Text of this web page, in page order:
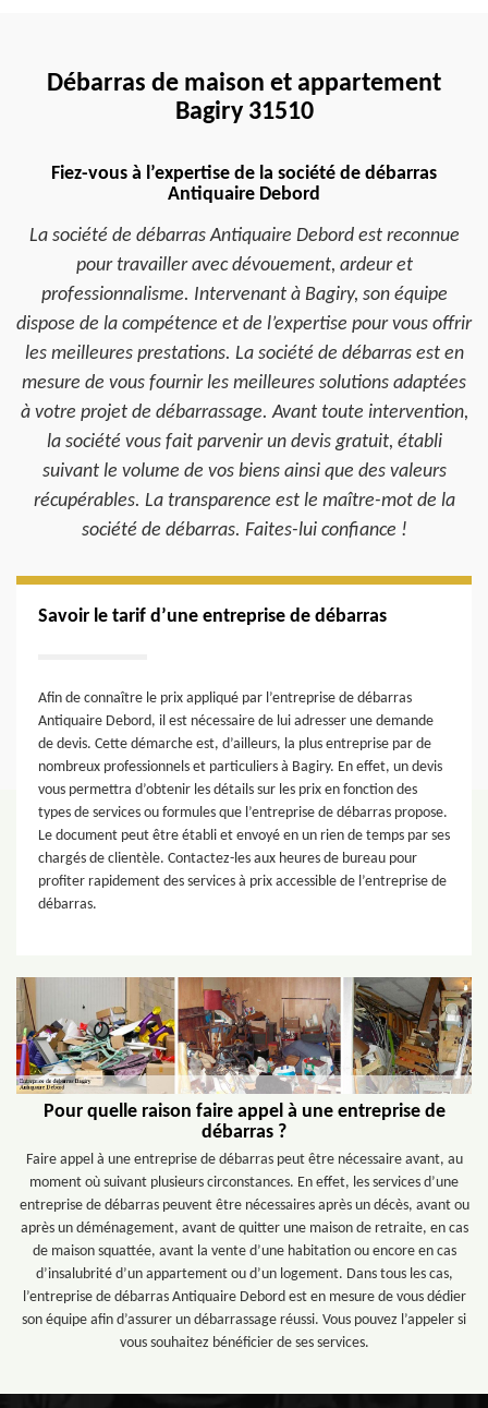
Débarras de maison et appartement
Bagiry 31510
Fiez-vous à l’expertise de la société de débarras
Antiquaire Debord
La société de débarras Antiquaire Debord est reconnue
pour travailler avec dévouement, ardeur et
professionnalisme. Intervenant à Bagiry, son équipe
dispose de la compétence et de l’expertise pour vous offrir
les meilleures prestations. La société de débarras est en
mesure de vous fournir les meilleures solutions adaptées
à votre projet de débarrassage. Avant toute intervention,
la société vous fait parvenir un devis gratuit, établi
suivant le volume de vos biens ainsi que des valeurs
récupérables. La transparence est le maître-mot de la
société de débarras. Faites-lui confiance !
Savoir le tarif d’une entreprise de débarras
Afin de connaître le prix appliqué par l’entreprise de débarras
Antiquaire Debord, il est nécessaire de lui adresser une demande
de devis. Cette démarche est, d’ailleurs, la plus entreprise par de
nombreux professionnels et particuliers à Bagiry. En effet, un devis
vous permettra d’obtenir les détails sur les prix en fonction des
types de services ou formules que l’entreprise de débarras propose.
Le document peut être établi et envoyé en un rien de temps par ses
chargés de clientèle. Contactez-les aux heures de bureau pour
profiter rapidement des services à prix accessible de l’entreprise de
débarras.
Pour quelle raison faire appel à une entreprise de
débarras ?
Faire appel à une entreprise de débarras peut être nécessaire avant, au
moment où suivant plusieurs circonstances. En effet, les services d’une
entreprise de débarras peuvent être nécessaires après un décès, avant ou
après un déménagement, avant de quitter une maison de retraite, en cas
de maison squattée, avant la vente d’une habitation ou encore en cas
d’insalubrité d’un appartement ou d’un logement. Dans tous les cas,
l’entreprise de débarras Antiquaire Debord est en mesure de vous dédier
son équipe afin d’assurer un débarrassage réussi. Vous pouvez l’appeler si
vous souhaitez bénéficier de ses services.